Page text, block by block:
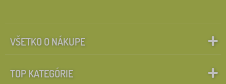
VŠETKO O NÁKUPE
TOP KATEGÓRIE